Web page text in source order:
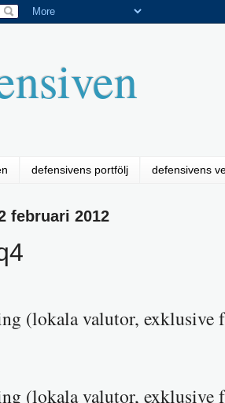
defensivens portfölj defensivens
februari 2012
(lokala valutor,
(lokala valutor,